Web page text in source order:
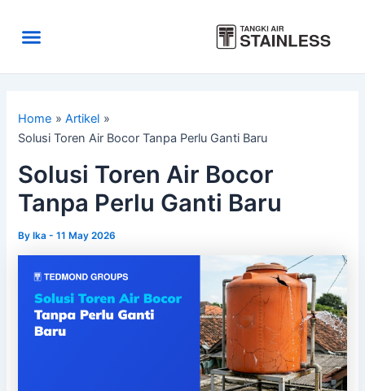
contentMenu
Home
Artikel
Solusi Toren Air Bocor Tanpa Perlu Ganti Baru
Solusi Toren Air Bocor
Tanpa Perlu Ganti Baru
ByIka-11 May 2026